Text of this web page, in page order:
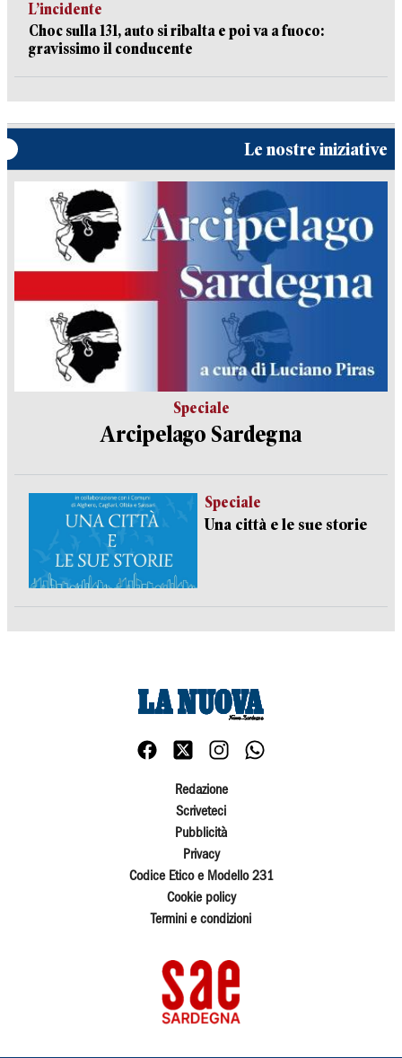
L’incidente
Choc sulla 131, auto si ribalta e poi va a fuoco:
gravissimo il conducente
Le nostre iniziative
Speciale
Arcipelago Sardegna
Speciale
Una città e le sue storie
Redazione
Scriveteci
Pubblicità
Privacy
Codice Etico e Modello 231
Cookie policy
Termini e condizioni